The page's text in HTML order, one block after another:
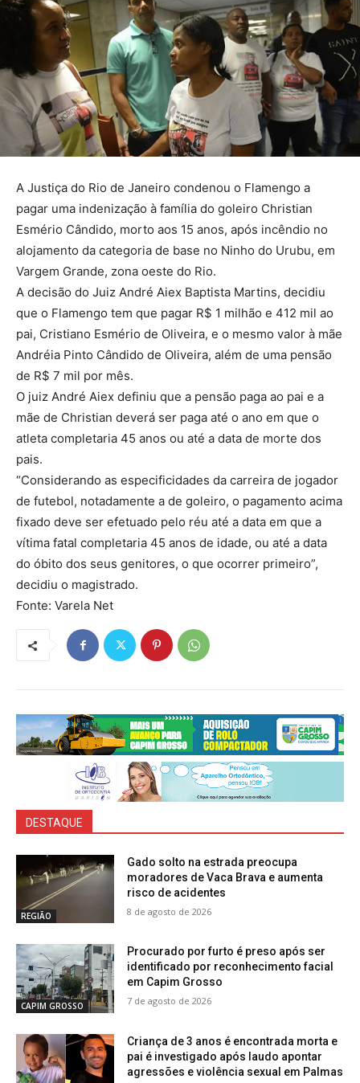
A Justiça do Rio de Janeiro condenou o Flamengo a
pagar uma indenização à família do goleiro Christian
Esmério Cândido, morto aos 15 anos, após incêndio no
alojamento da categoria de base no Ninho do Urubu, em
Vargem Grande, zona oeste do Rio.
A decisão do Juiz André Aiex Baptista Martins, decidiu
que o Flamengo tem que pagar R$ 1 milhão e 412 mil ao
pai, Cristiano Esmério de Oliveira, e o mesmo valor à mãe
Andréia Pinto Cândido de Oliveira, além de uma pensão
de R$ 7 mil por mês.
O juiz André Aiex definiu que a pensão paga ao pai e a
mãe de Christian deverá ser paga até o ano em que o
atleta completaria 45 anos ou até a data de morte dos
pais.
“Considerando as especificidades da carreira de jogador
de futebol, notadamente a de goleiro, o pagamento acima
fixado deve ser efetuado pelo réu até a data em que a
vítima fatal completaria 45 anos de idade, ou até a data
do óbito dos seus genitores, o que ocorrer primeiro”,
decidiu o magistrado.
Fonte: Varela Net
DESTAQUE
REGIÃO
Gado solto na estrada preocupa
moradores de Vaca Brava e aumenta
risco de acidentes
8 de agosto de 2026
CAPIM GROSSO
Procurado por furto é preso após ser
identificado por reconhecimento facial
em Capim Grosso
7 de agosto de 2026
Criança de 3 anos é encontrada morta e
pai é investigado após laudo apontar
agressões e violência sexual em Palmas